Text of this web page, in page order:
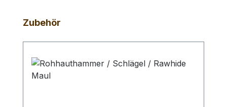
Produktgalerie überspringen
Zubehör